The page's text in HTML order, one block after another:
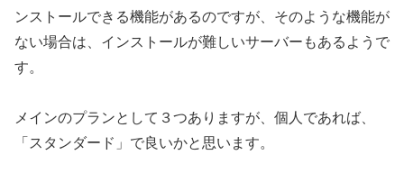
ンストールできる機能があるのですが、そのような機能が
ない場合は、インストールが難しいサーバーもあるようで
す。
メインのプランとして３つありますが、個人であれば、
「スタンダード」で良いかと思います。